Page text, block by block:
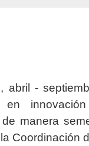
abril -
en
manera
Coordinación